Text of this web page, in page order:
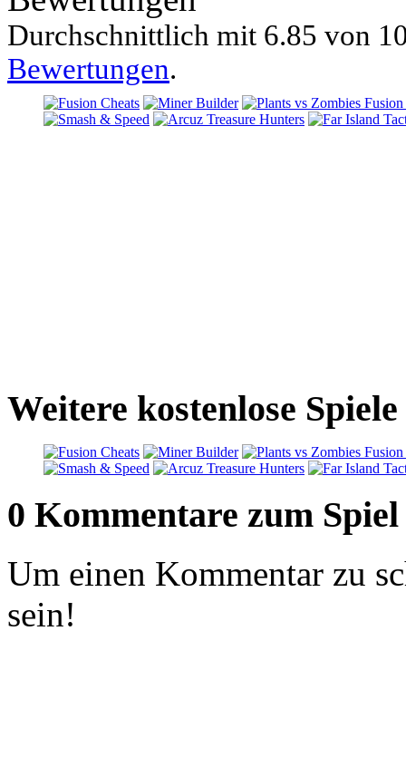
Durchschnittlich mit 6.85 von
Bewertungen.
Weitere kostenlose
0 Kommentare zum Spiel
Um einen Kommentar zu
sein!